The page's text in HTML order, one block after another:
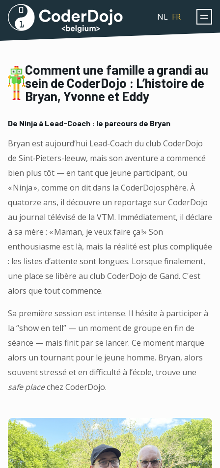
CoderdojoNL FR
Comment une famille a grandi au
sein de CoderDojo : L’histoire de
Bryan, Yvonne et Eddy
De Ninja à Lead-Coach : le parcours de Bryan
Bryan est aujourd’hui Lead-Coach du club CoderDojo
de Sint‑Pieters-leeuw, mais son aventure a commencé
bien plus tôt — en tant que jeune participant, ou
« Ninja », comme on dit dans la CoderDojosphère. À
quatorze ans, il découvre un reportage sur CoderDojo
au journal télévisé de la VTM. Immédiatement, il déclare
à sa mère : « Maman, je veux faire ça !» Son
enthousiasme est là, mais la réalité est plus compliquée
: les listes d’attente sont longues. Lorsque finalement,
une place se libère au club CoderDojo de Gand. C'est
alors que tout commence.
Sa première session est intense. Il hésite à participer à
la “show en tell” — un moment de groupe en fin de
séance — mais finit par se lancer. Ce moment marque
alors un tournant pour le jeune homme. Bryan, alors
souvent stressé et en difficulté à l’école, trouve une
safe placechez CoderDojo.